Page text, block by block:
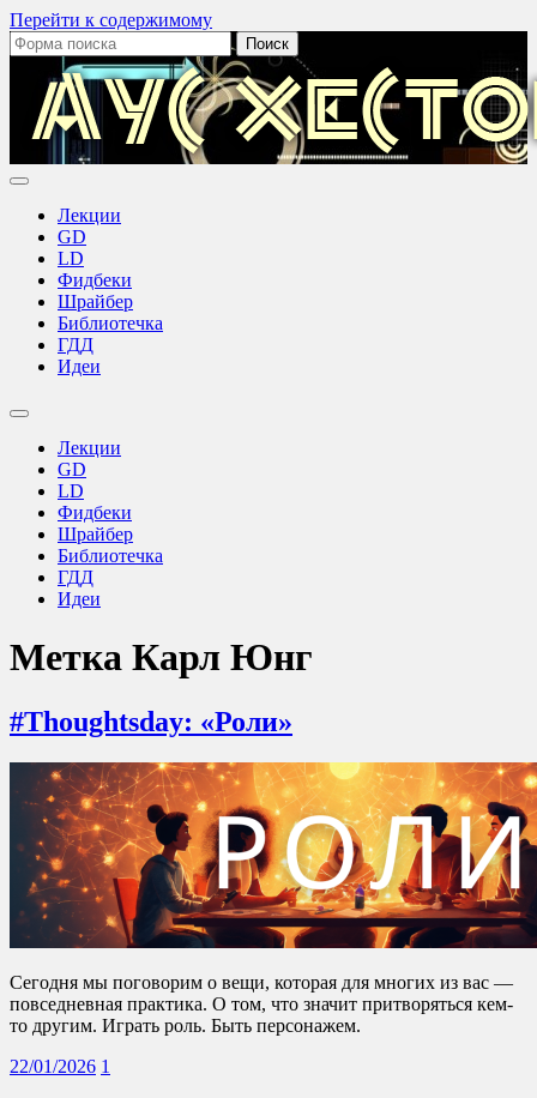
Перейти к содержимому
Поиск:
Аус
Лекции
GD
LD
Фидбеки
Шрайбер
Библиотечка
ГДД
Идеи
Переключить
поискаЛекции
GD
LD
Фидбеки
Шрайбер
Библиотечка
ГДД
Идеи
Метка Карл Юнг
#Thoughtsday: «Роли»
Сегодня мы поговорим о вещи, которая для многих из вас —
повседневная практика. О том, что значит притворяться кем-
то другим. Играть роль. Быть персонажем.
22/01/2026 1